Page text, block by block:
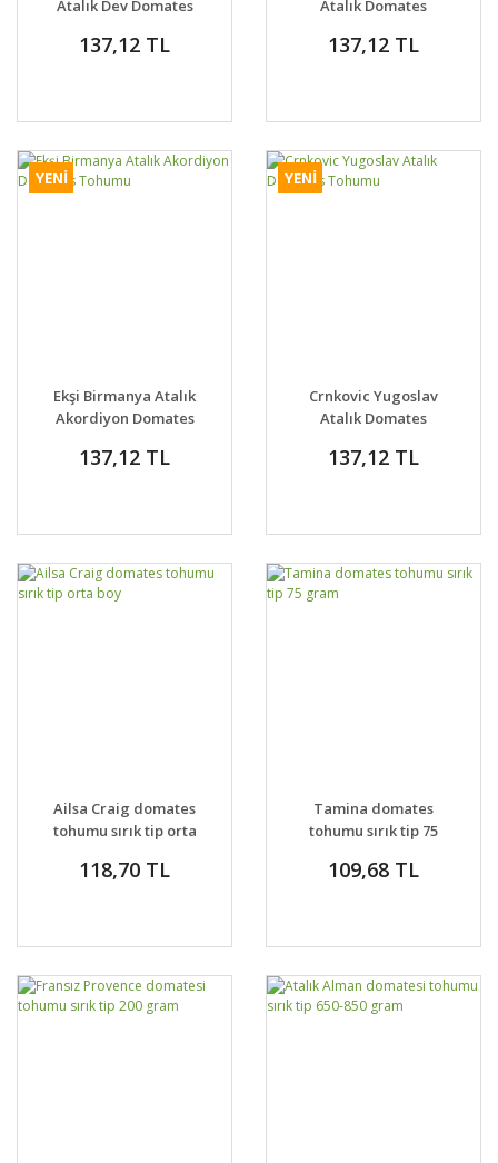
Atalık Dev Domates
137,12 TL
Atalık Domates
Marvel Tomato
137,12 TL
YENİ
Ekşi Birmanya Atalık
Akordiyon Domates
137,12 TL
YENİ
Crnkovic Yugoslav
Atalık Domates
137,12 TL
Ailsa Craig domates
tohumu sırık tip orta
118,70 TL
Tamina domates
tohumu sırık tip 75
109,68 TL